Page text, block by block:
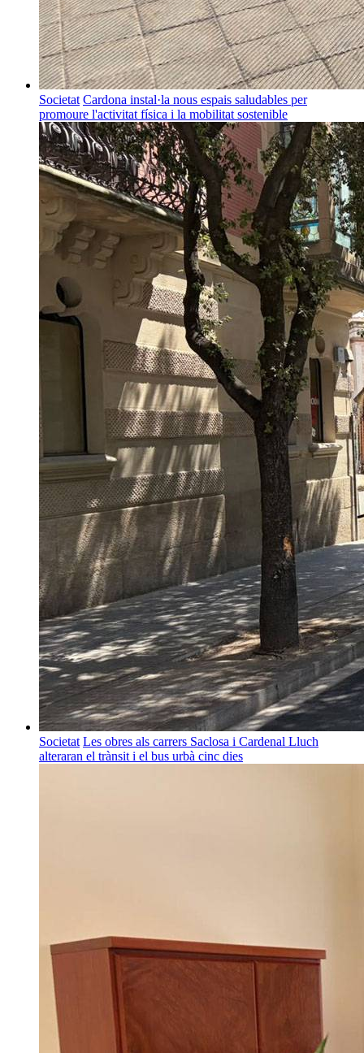
Societat Cardona instal·la nous espais saludables per
promoure l'activitat física i la mobilitat sostenible
Societat Les obres als carrers Saclosa i Cardenal Lluch
alteraran el trànsit i el bus urbà cinc dies